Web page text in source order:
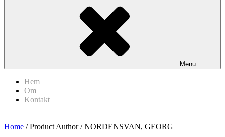
Menu
Hem
Om
Kontakt
Home / Product Author / NORDENSVAN, GEORG